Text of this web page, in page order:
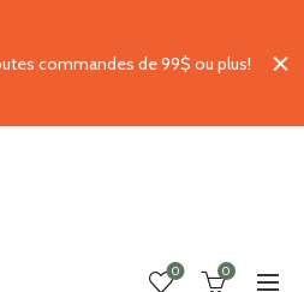
0 0
commandes de 99$ ou plus!